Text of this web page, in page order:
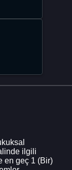
ilgili
en geç 1 (Bir)